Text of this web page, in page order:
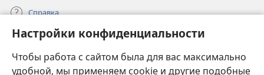
Настройки конфиденциальности
Чтобы работа с сайтом была для вас максимально
удобной, мы применяем cookie и другие подобные
Справка
Пожертвования
в
новом